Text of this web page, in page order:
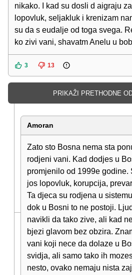
nikako. I kad su dosli d aigraju
lopovluk, seljakluk i krenizam
su da s eudalje od toga svega.
ko zivi vani, shavatm Anelu u
3 13
PRIKAŽI PRETHODNE
Amoran
Zato sto Bosna nema sta
rodjeni vani. Kad dodjes u
promjenilo od 1999e godine.
jos lopovluk, korupcija,
Ta djeca su rodjena u
dok u Bosni to ne postoji.
navikli da tako zive, ali kad
bjezi glavom bez obzira.
vani koji nece da dolaze u
svidja, ali samo tako ih
nesto, ovako nemaju nista